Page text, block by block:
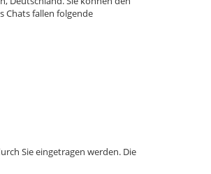
Chats fallen folgende
Sie eingetragen werden. Die